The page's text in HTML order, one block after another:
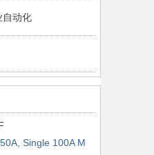
自动化
Single 100A M